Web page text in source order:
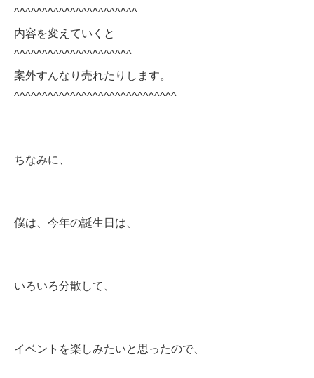
^^^^^^^^^^^^^^^^^^^^^^
内容を変えていくと
^^^^^^^^^^^^^^^^^^^^^
案外すんなり売れたりします。
^^^^^^^^^^^^^^^^^^^^^^^^^^^^^
ちなみに、
僕は、今年の誕生日は、
いろいろ分散して、
イベントを楽しみたいと思ったので、